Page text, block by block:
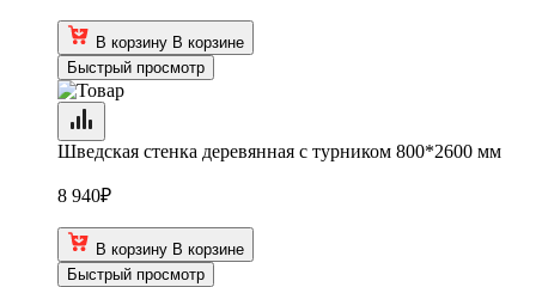
В корзину В корзине
Быстрый просмотр
Шведская стенка деревянная с турником 800*2600 мм
8 940₽
В корзину В корзине
Быстрый просмотр